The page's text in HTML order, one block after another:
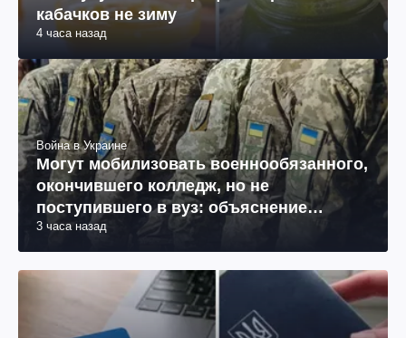
кабачков не зиму
4 часа назад
Война в Украине
Могут мобилизовать военнообязанного,
окончившего колледж, но не
поступившего в вуз: объяснение
юриста
3 часа назад